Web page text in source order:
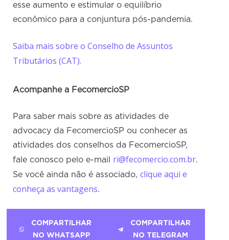
esse aumento e estimular o equilíbrio
econômico para a conjuntura pós-pandemia.
Saiba mais sobre o Conselho de Assuntos
Tributários (CAT).
Acompanhe a FecomercioSP
Para saber mais sobre as atividades de
advocacy da FecomercioSP ou conhecer as
atividades dos conselhos da FecomercioSP,
fale conosco pelo e-mail ri@fecomercio.com.br.
Se você ainda não é associado,clique aqui e
conheça as vantagens.
COMPARTILHAR
NO WHATSAPP
COMPARTILHAR
NO TELEGRAM